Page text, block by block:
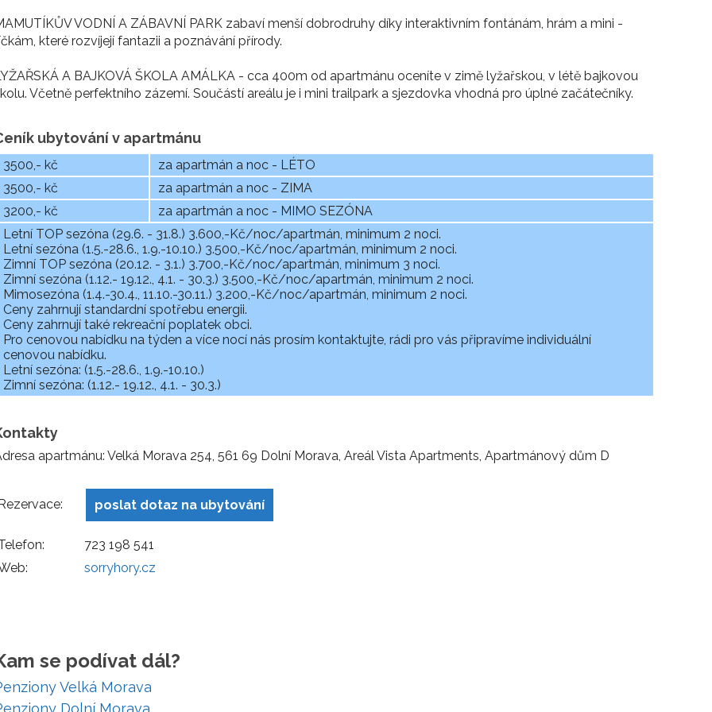
VODNÍ A ZÁBAVNÍ PARK zabaví menší dobrodruhy díky interaktivním fontánám, hrám a mini -
které rozvíjejí fantazii a poznávání přírody.
A BAJKOVÁ ŠKOLA AMÁLKA - cca 400m od apartmánu oceníte v zimě lyžařskou, v létě bajkovou
Včetně perfektního zázemí. Součástí areálu je i mini trailpark a sjezdovka vhodná pro úplné začátečníky.
ubytování v apartmánu
3500,- kč
za apartmán a noc - LÉTO
3500,- kč
za apartmán a noc - ZIMA
3200,- kč
za apartmán a noc - MIMO SEZÓNA
Letní TOP sezóna (29.6. - 31.8.) 3.600,-Kč/noc/apartmán, minimum 2 noci.
Letní sezóna (1.5.-28.6., 1.9.-10.10.) 3.500,-Kč/noc/apartmán, minimum 2 noci.
Zimní TOP sezóna (20.12. - 3.1.) 3.700,-Kč/noc/apartmán, minimum 3 noci.
Zimní sezóna (1.12.- 19.12., 4.1. - 30.3.) 3.500,-Kč/noc/apartmán, minimum 2 noci.
Mimosezóna (1.4.-30.4., 11.10.-30.11.) 3.200,-Kč/noc/apartmán, minimum 2 noci.
Ceny zahrnují standardní spotřebu energii.
Ceny zahrnují také rekreační poplatek obci.
Pro cenovou nabídku na týden a více nocí nás prosím kontaktujte, rádi pro vás připravíme individuální
cenovou nabídku.
Letní sezóna: (1.5.-28.6., 1.9.-10.10.)
Zimní sezóna: (1.12.- 19.12., 4.1. - 30.3.)
apartmánu: Velká Morava 254, 561 69 Dolní Morava, Areál Vista Apartments, Apartmánový dům D
poslat dotaz na ubytování
723 198 541
sorryhory.cz
se podívat dál?
Velká Morava
Dolní Morava